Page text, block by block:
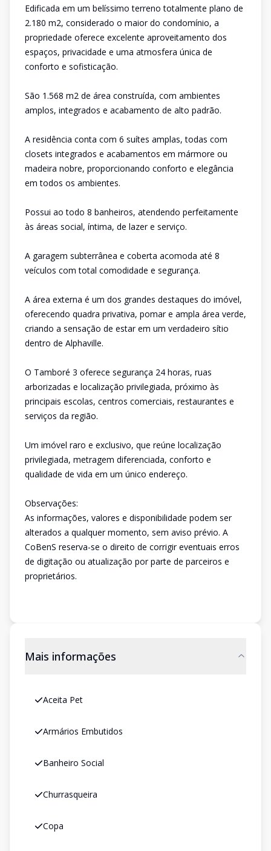
Edificada em um belíssimo terreno totalmente plano de
2.180 m2, considerado o maior do condomínio, a
propriedade oferece excelente aproveitamento dos
espaços, privacidade e uma atmosfera única de
conforto e sofisticação.
São 1.568 m2 de área construída, com ambientes
amplos, integrados e acabamento de alto padrão.
A residência conta com 6 suítes amplas, todas com
closets integrados e acabamentos em mármore ou
madeira nobre, proporcionando conforto e elegância
em todos os ambientes.
Possui ao todo 8 banheiros, atendendo perfeitamente
às áreas social, íntima, de lazer e serviço.
A garagem subterrânea e coberta acomoda até 8
veículos com total comodidade e segurança.
A área externa é um dos grandes destaques do imóvel,
oferecendo quadra privativa, pomar e ampla área verde,
criando a sensação de estar em um verdadeiro sítio
dentro de Alphaville.
O Tamboré 3 oferece segurança 24 horas, ruas
arborizadas e localização privilegiada, próximo às
principais escolas, centros comerciais, restaurantes e
serviços da região.
Um imóvel raro e exclusivo, que reúne localização
privilegiada, metragem diferenciada, conforto e
qualidade de vida em um único endereço.
Observações:
As informações, valores e disponibilidade podem ser
alterados a qualquer momento, sem aviso prévio. A
CoBenS reserva-se o direito de corrigir eventuais erros
de digitação ou atualização por parte de parceiros e
proprietários.
Mais informações
Aceita Pet
Armários Embutidos
Banheiro Social
Churrasqueira
Copa